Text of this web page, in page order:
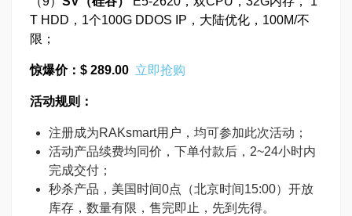
T HDD，1个100G DDOS IP，大陆优化，100M/不
限；
惊爆价：$ 289.00 立即抢购
活动规则：
注册成为RAKsmart用户，均可参加此次活动；
活动产品续费均同价，下单付款后，2~24小时内
完成交付；
秒杀产品，美国时间0点（北京时间15:00）开放
库存，数量有限，售完即止，先到先得。